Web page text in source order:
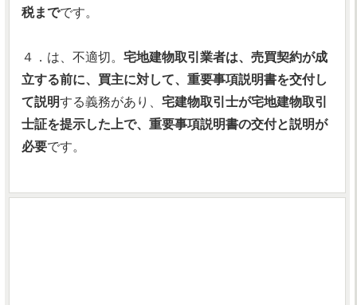
税までです。
４．は、不適切。 宅地建物取引業者は、売買契約が成
立する前に、買主に対して、重要事項説明書を交付し
て説明する義務があり、 宅建物取引士が宅地建物取引
士証を提示した上で、重要事項説明書の交付と説明が
必要です。